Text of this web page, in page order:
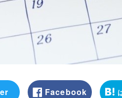
Facebook